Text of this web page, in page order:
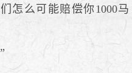
怎么可能赔偿你1000马